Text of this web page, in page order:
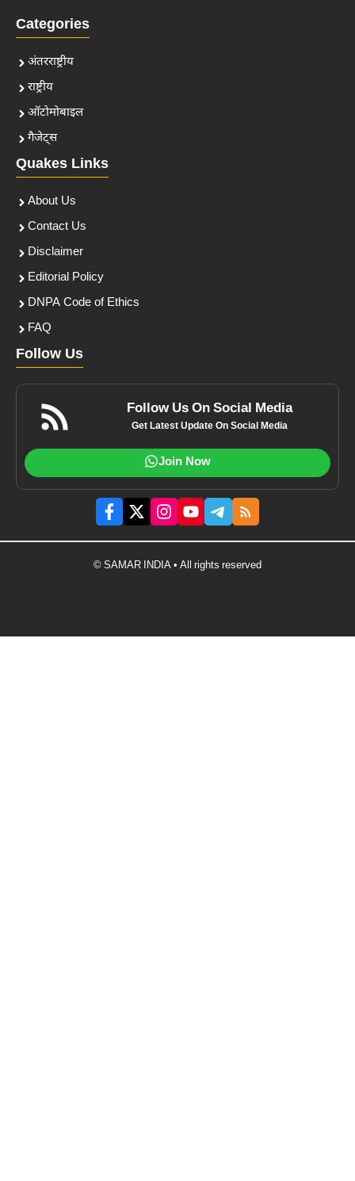
Categories
अंतरराष्ट्रीय
राष्ट्रीय
ऑटोमोबाइल
गैजेट्स
Quakes Links
About Us
Contact Us
Disclaimer
Editorial Policy
DNPA Code of Ethics
FAQ
Follow Us
Follow Us On Social Media
Get Latest Update On Social Media
Join Now
© SAMAR INDIA • All rights reserved